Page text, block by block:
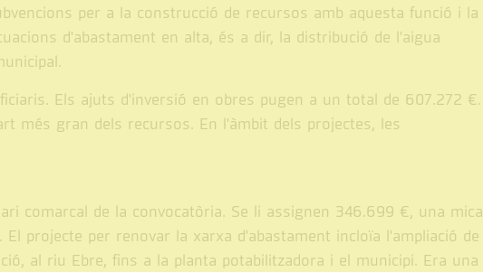
per a la construcció de recursos amb aquesta funció i la
d'abastament en alta, és a dir, la distribució de l'aigua
Els ajuts d'inversió en obres pugen a un total de 607.272 €.
més gran dels recursos. En l'àmbit dels projectes, les
comarcal de la convocatòria. Se li assignen 346.699 €, una mica
projecte per renovar la xarxa d'abastament incloïa l'ampliació de
al riu Ebre, fins a la planta potabilitzadora i el municipi. Era una